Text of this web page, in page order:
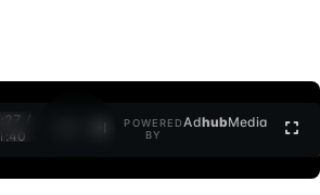
/
1:40
POWERED
BY
AdhubMedia